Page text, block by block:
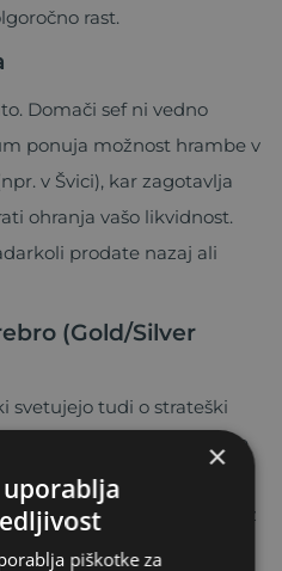
rast.
Domači sef ni vedno
ponuja možnost hrambe v
v Švici), kar zagotavlja
ohranja vašo likvidnost.
prodate nazaj ali
(Gold/Silver
svetujejo tudi o strateški
srebro podcenjeno glede
preureditev portfelja, s
svojega premoženja brez
×
piškotke za